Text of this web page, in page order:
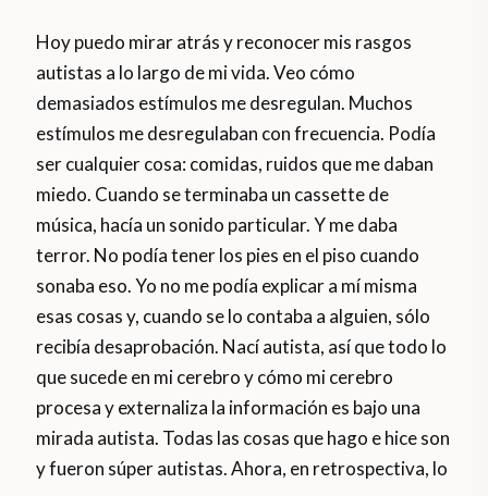
Hoy puedo mirar atrás y reconocer mis rasgos
autistas a lo largo de mi vida. Veo cómo
demasiados estímulos me desregulan. Muchos
estímulos me desregulaban con frecuencia. Podía
ser cualquier cosa: comidas, ruidos que me daban
miedo. Cuando se terminaba un cassette de
música, hacía un sonido particular. Y me daba
terror. No podía tener los pies en el piso cuando
sonaba eso. Yo no me podía explicar a mí misma
esas cosas y, cuando se lo contaba a alguien, sólo
recibía desaprobación. Nací autista, así que todo lo
que sucede en mi cerebro y cómo mi cerebro
procesa y externaliza la información es bajo una
mirada autista. Todas las cosas que hago e hice son
y fueron súper autistas. Ahora, en retrospectiva, lo